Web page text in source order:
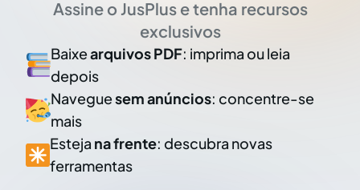
Assine o JusPlus e tenha recursos
exclusivos
Baixearquivos PDF: imprima ou leia
depois
Naveguesem anúncios: concentre-se
mais
Esteja na frente: descubra novas
ferramentas